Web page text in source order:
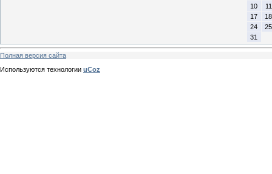
10
11
17
18
24
25
31
Полная версия сайта
Используются технологии uCoz